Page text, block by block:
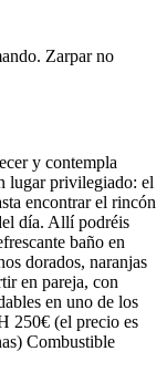
Zarpar no
y contempla
lugar privilegiado: el
encontrar el rincón
día. Allí podréis
baño en
dorados, naranjas
en pareja, con
en uno de los
250€ (el precio es
Combustible